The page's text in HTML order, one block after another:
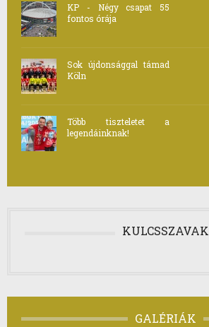
KP - Négy csapat 55
fontos órája
Sok újdonsággal támad
Köln
Több tiszteletet a
legendáinknak!
KULCSSZAVAK
GALÉRIÁK